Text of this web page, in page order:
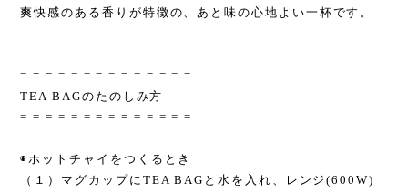
爽快感のある香りが特徴の、あと味の心地よい一杯です。
= = = = = = = = = = = = = =
TEA BAGのたのしみ方
= = = = = = = = = = = = = =
◉ホットチャイをつくるとき
（１）マグカップにTEA BAGと水を入れ、レンジ(600W)